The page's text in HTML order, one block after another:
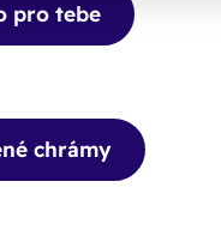
pro tebe
chrámy